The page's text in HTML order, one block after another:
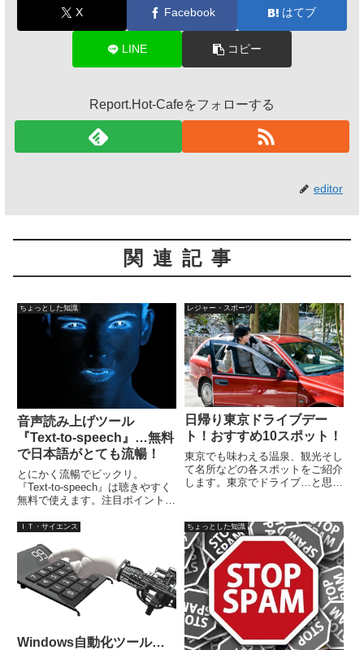
X Facebook はてブ
LINE コピー
Report.Hot-Cafeをフォローする
editor
関連記事
ちょっとした知識
音声読み上げツール
『Text-to-speech』…無料
で日本語がとても流暢！
とにかく流暢でビックリ。
『Text-to-speech』は聴きやすく
無料で使えます。注目ポイント
ス語、イタリア語、スペイン語、
可能です。過去記事にして調べた
なかでは、トップレベルです。
レジャー・スポーツ
日帰り東京ドライブデー
ト！おすすめ10スポット！
東京でも味わえる温泉、観光そし
て名所などの各スポットをご紹介
します。東京でドライブ…と思わ
そばにいくつもありますので、
次々回ることも可能です。たまに
は、東京でもドライブデートを楽
し...
ＩＴ・サイエンス
Windows自動化ツール…
ちょっとした知識